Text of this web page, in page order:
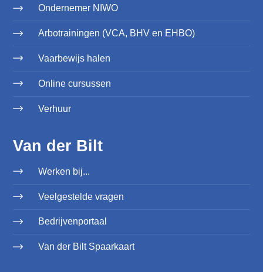
Ondernemer NIWO
Arbotrainingen (VCA, BHV en EHBO)
Vaarbewijs halen
Online cursussen
Verhuur
Van der Bilt
Werken bij...
Veelgestelde vragen
Bedrijvenportaal
Van der Bilt Spaarkaart